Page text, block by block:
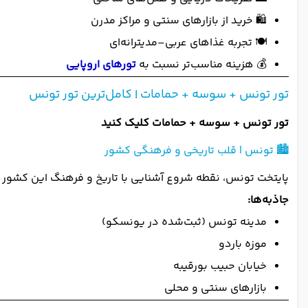
🛍️ خرید از بازارهای سنتی و مراکز مدرن
🍽️ تجربه غذاهای عربی–مدیترانه‌ای
💰 هزینه مناسب‌تر نسبت به تورهای اروپایی
تور تونس + سوسه + حمامات | کامل‌ترین تور تونس
تور تونس + سوسه + حمامات کلیک کنید
🏙️ تونس | قلب تاریخی و فرهنگی کشور
پایتخت تونس، نقطه شروع آشنایی با تاریخ و فرهنگ این
جاذبه‌ها:
مدینه تونس (ثبت‌شده در یونسکو)
موزه باردو
خیابان حبیب بورقیبه
بازارهای سنتی و محلی